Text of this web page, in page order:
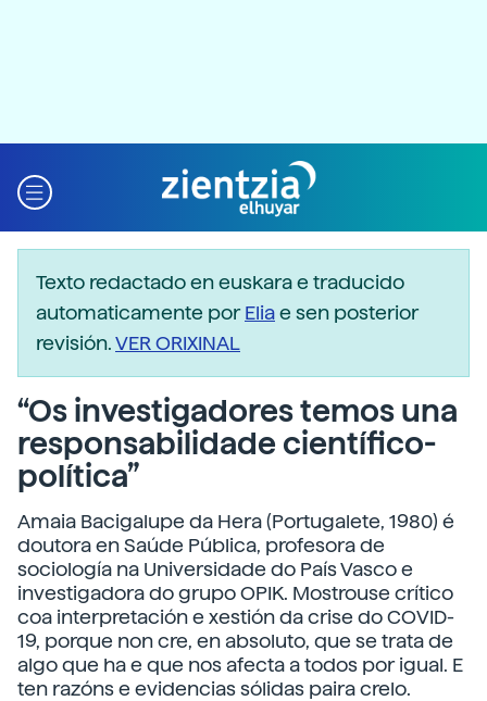
Texto redactado en euskara e traducido
automaticamente porEliae sen posterior
revisión.VER ORIXINAL
“Os investigadores temos una
responsabilidade científico-
política”
Amaia Bacigalupe da Hera (Portugalete, 1980) é
doutora en Saúde Pública, profesora de
sociología na Universidade do País Vasco e
investigadora do grupo OPIK. Mostrouse crítico
coa interpretación e xestión da crise do COVID-
19, porque non cre, en absoluto, que se trata de
algo que ha e que nos afecta a todos por igual. E
ten razóns e evidencias sólidas paira crelo.